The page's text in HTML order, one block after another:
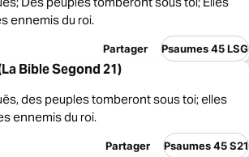
ennemis du roi.
Partager Psaumes 45 LSG
Bible Segond 21)
des peuples tomberont sous toi; elles
ennemis du roi.
Partager Psaumes 45 S21